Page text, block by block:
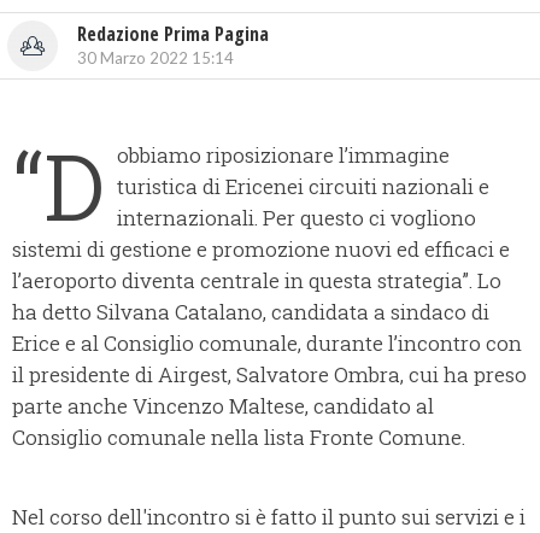
Redazione Prima Pagina
30 Marzo 2022 15:14
“D obbiamo riposizionare l’immagine
turistica di Ericenei circuiti nazionali e
internazionali. Per questo ci vogliono
sistemi di gestione e promozione nuovi ed efficaci e
l’aeroporto diventa centrale in questa strategia”. Lo
ha detto Silvana Catalano, candidata a sindaco di
Erice e al Consiglio comunale, durante l’incontro con
il presidente di Airgest, Salvatore Ombra, cui ha preso
parte anche Vincenzo Maltese, candidato al
Consiglio comunale nella lista Fronte Comune.
Nel corso dell'incontro si è fatto il punto sui servizi e i